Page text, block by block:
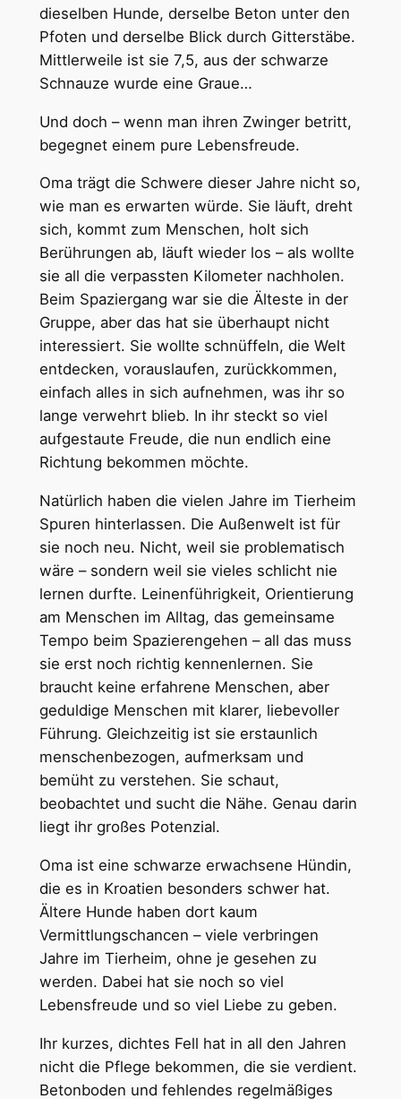
dieselben Hunde, derselbe Beton unter den
Pfoten und derselbe Blick durch Gitterstäbe.
Mittlerweile ist sie 7,5, aus der schwarze
Schnauze wurde eine Graue…
Und doch – wenn man ihren Zwinger betritt,
begegnet einem pure Lebensfreude.
Oma trägt die Schwere dieser Jahre nicht so,
wie man es erwarten würde. Sie läuft, dreht
sich, kommt zum Menschen, holt sich
Berührungen ab, läuft wieder los – als wollte
sie all die verpassten Kilometer nachholen.
Beim Spaziergang war sie die Älteste in der
Gruppe, aber das hat sie überhaupt nicht
interessiert. Sie wollte schnüffeln, die Welt
entdecken, vorauslaufen, zurückkommen,
einfach alles in sich aufnehmen, was ihr so
lange verwehrt blieb. In ihr steckt so viel
aufgestaute Freude, die nun endlich eine
Richtung bekommen möchte.
Natürlich haben die vielen Jahre im Tierheim
Spuren hinterlassen. Die Außenwelt ist für
sie noch neu. Nicht, weil sie problematisch
wäre – sondern weil sie vieles schlicht nie
lernen durfte. Leinenführigkeit, Orientierung
am Menschen im Alltag, das gemeinsame
Tempo beim Spazierengehen – all das muss
sie erst noch richtig kennenlernen. Sie
braucht keine erfahrene Menschen, aber
geduldige Menschen mit klarer, liebevoller
Führung. Gleichzeitig ist sie erstaunlich
menschenbezogen, aufmerksam und
bemüht zu verstehen. Sie schaut,
beobachtet und sucht die Nähe. Genau darin
liegt ihr großes Potenzial.
Oma ist eine schwarze erwachsene Hündin,
die es in Kroatien besonders schwer hat.
Ältere Hunde haben dort kaum
Vermittlungschancen – viele verbringen
Jahre im Tierheim, ohne je gesehen zu
werden. Dabei hat sie noch so viel
Lebensfreude und so viel Liebe zu geben.
Ihr kurzes, dichtes Fell hat in all den Jahren
nicht die Pflege bekommen, die sie verdient.
Betonboden und fehlendes regelmäßiges